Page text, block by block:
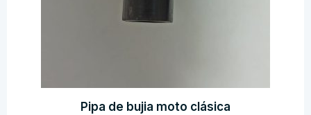
Pipa de bujia moto clásica